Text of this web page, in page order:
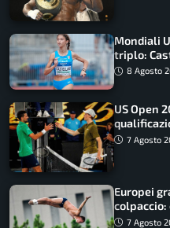
Mondiali
triplo:
finale
8 Agosto
US Open
draw7 Agosto
Europei
colpaccio:
ancora in
7 Agosto